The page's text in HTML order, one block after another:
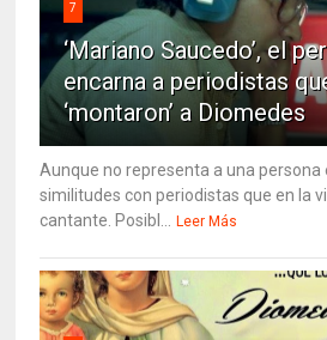
7
‘Mariano Saucedo’, el
encarna a periodistas
‘montaron’ a Diomedes
Aunque no representa a una persona
similitudes con periodistas que en la
cantante. Posibl... Leer Más